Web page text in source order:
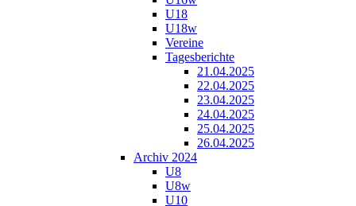
U18
U18w
Vereine
Tagesberichte
21.04.2025
22.04.2025
23.04.2025
24.04.2025
25.04.2025
26.04.2025
Archiv 2024
U8
U8w
U10